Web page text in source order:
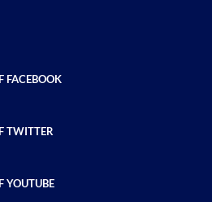
FACEBOOK
TWITTER
YOUTUBE